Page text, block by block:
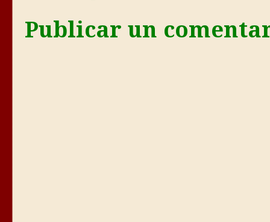
Publicar un